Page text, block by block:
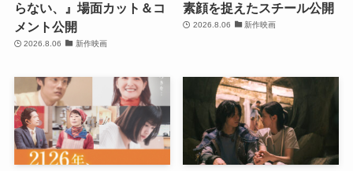
らない、』場面カット＆コ
メント公開
2026.8.06 新作映画
素顔を捉えたスチール公開
2026.8.06 新作映画